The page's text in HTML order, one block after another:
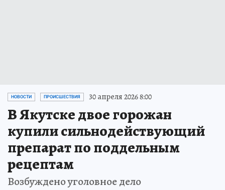
НОВОСТИ ПРОИСШЕСТВИЯ 30 апреля 2026 8:00
В Якутске двое горожан
купили сильнодействующий
препарат по поддельным
рецептам
Возбуждено уголовное дело